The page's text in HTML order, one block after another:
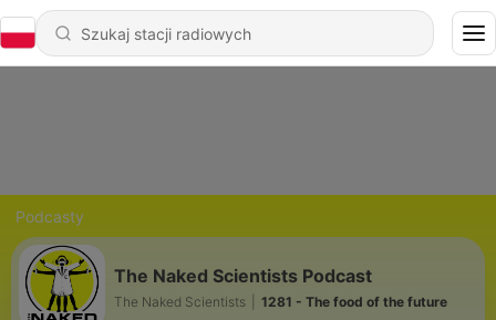
Podcasty
The Naked Scientists Podcast
The Naked Scientists 1281 - The food of the future